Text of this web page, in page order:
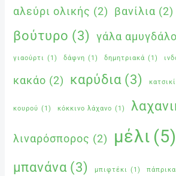
αλεύρι ολικής (2) βανίλια (2)
βούτυρο (3) γάλα
γιαούρτι (1) δάφνη (1) δημητριακά (1)
κακάο (2) καρύδια (3)
κουρού (1) κόκκινο λάχανο (1)
λιναρόσπορος (2) μέλι (5)
μπανάνα (3) μπιφτέκι (1) πάπρικα